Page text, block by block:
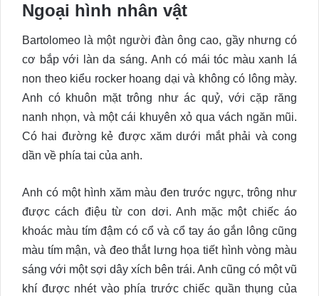
Ngoại hình nhân vật
Bartolomeo là một người đàn ông cao, gầy nhưng có
cơ bắp với làn da sáng. Anh có mái tóc màu xanh lá
non theo kiểu rocker hoang dại và không có lông mày.
Anh có khuôn mặt trông như ác quỷ, với cặp răng
nanh nhọn, và một cái khuyên xỏ qua vách ngăn mũi.
Có hai đường kẻ được xăm dưới mắt phải và cong
dần về phía tai của anh.
Anh có một hình xăm màu đen trước ngực, trông như
được cách điệu từ con dơi. Anh mặc một chiếc áo
khoác màu tím đậm có cổ và cổ tay áo gắn lông cũng
màu tím mận, và đeo thắt lưng họa tiết hình vòng màu
sáng với một sợi dây xích bên trái. Anh cũng có một vũ
khí được nhét vào phía trước chiếc quần thụng của